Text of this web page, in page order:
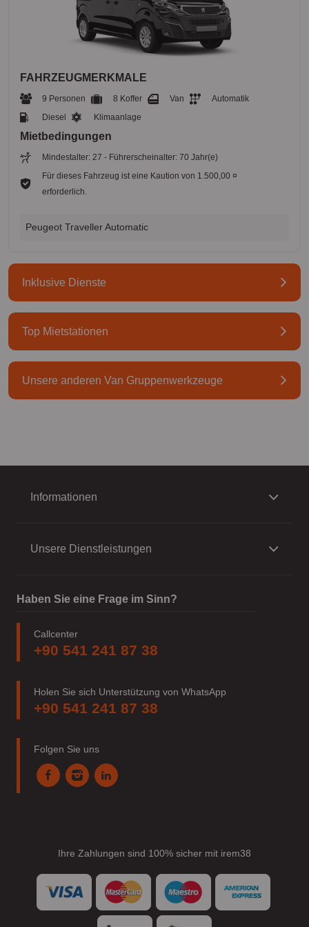
FAHRZEUGMERKMALE
9 Personen 8 Koffer Van
Automatik
Diesel
Klimaanlage
Mietbedingungen
Mindestalter: 27 - Führerscheinalter: 70 Jahr(e)
Für dieses Fahrzeug ist eine Kaution von 1.500,00 ¤
erforderlich.
Peugeot Traveller Automatic
Inklusive Dienste
Top Mietstationen
Unsere anderen Van Gruppenwerkzeuge
Informationen
Unsere Dienstleistungen
Haben Sie eine Frage im Sinn?
Callcenter
+90 541 241 87 38
Holen Sie sich Unterstützung von WhatsApp
+90 541 241 87 38
Folgen Sie uns
Ihre Zahlungen sind 100% sicher mit irem38